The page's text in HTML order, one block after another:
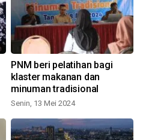
PNM beri pelatihan bagi
klaster makanan dan
minuman tradisional
Senin, 13 Mei 2024